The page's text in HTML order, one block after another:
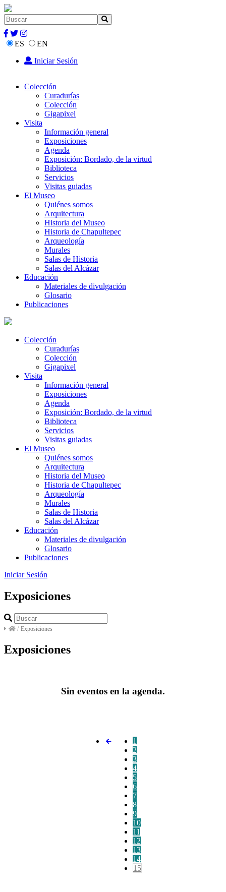
ES
EN
Iniciar Sesión
Colección
Curadurías
Colección
Gigapixel
Visita
Información general
Exposiciones
Agenda
Exposición: Bordado, de la virtud
Biblioteca
Servicios
Visitas guiadas
El Museo
Quiénes somos
Arquitectura
Historia del Museo
Historia de Chapultepec
Arqueología
Murales
Salas de Historia
Salas del Alcázar
Educación
Materiales de divulgación
Glosario
Publicaciones
Colección
Curadurías
Colección
Gigapixel
Visita
Información general
Exposiciones
Agenda
Exposición: Bordado, de la virtud
Biblioteca
Servicios
Visitas guiadas
El Museo
Quiénes somos
Arquitectura
Historia del Museo
Historia de Chapultepec
Arqueología
Murales
Salas de Historia
Salas del Alcázar
Educación
Materiales de divulgación
Glosario
Publicaciones
Iniciar Sesión
Exposiciones
/ Exposiciones
Exposiciones
Sin eventos en la agenda.
1
2
3
4
5
6
7
8
9
10
11
12
13
14
15